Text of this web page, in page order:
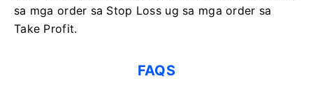
sa mga order sa Stop Loss ug sa mga order sa
Take Profit.
FAQS